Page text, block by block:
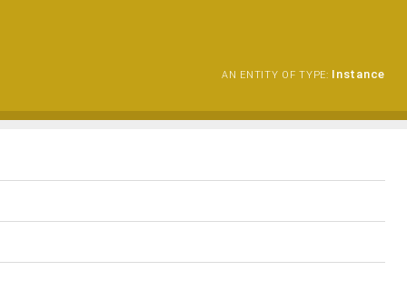
AN ENTITY OF TYPE: Instance